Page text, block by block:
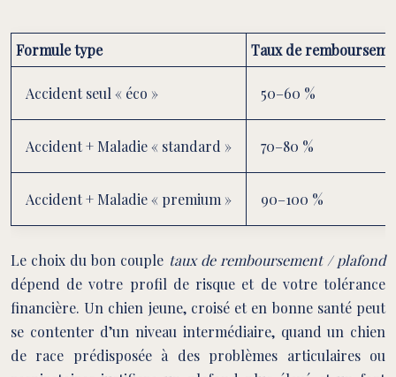
Formule type Taux de
Accident seul « éco » 50–60 %
Accident + Maladie « standard » 70–80 %
Accident + Maladie « premium » 90–100 %
Le choix du bon couple taux de remboursement / plafond
dépend de votre profil de risque et de votre tolérance
financière. Un chien jeune, croisé et en bonne santé peut
se contenter d’un niveau intermédiaire, quand un chien
de race prédisposée à des problèmes articulaires ou